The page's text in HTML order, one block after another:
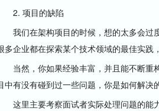
2. 项目的缺陷
我们在架构项目的时候，想的太多会过度
多企业都在探索某个技术领域的最佳实践
当然，你如果经验丰富，并且能不断重
中有没有碰到过一些问题，你是如何解决
这里主要考察面试者实际处理问题的能